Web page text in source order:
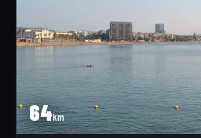
64km